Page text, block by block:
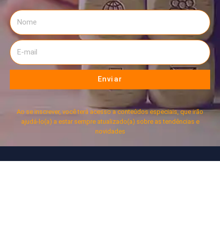
Enviar
Ao se inscrever, você terá acesso a conteúdos especiais, que irão
ajudá-lo(a) a estar sempre atualizado(a) sobre as tendências e
novidades